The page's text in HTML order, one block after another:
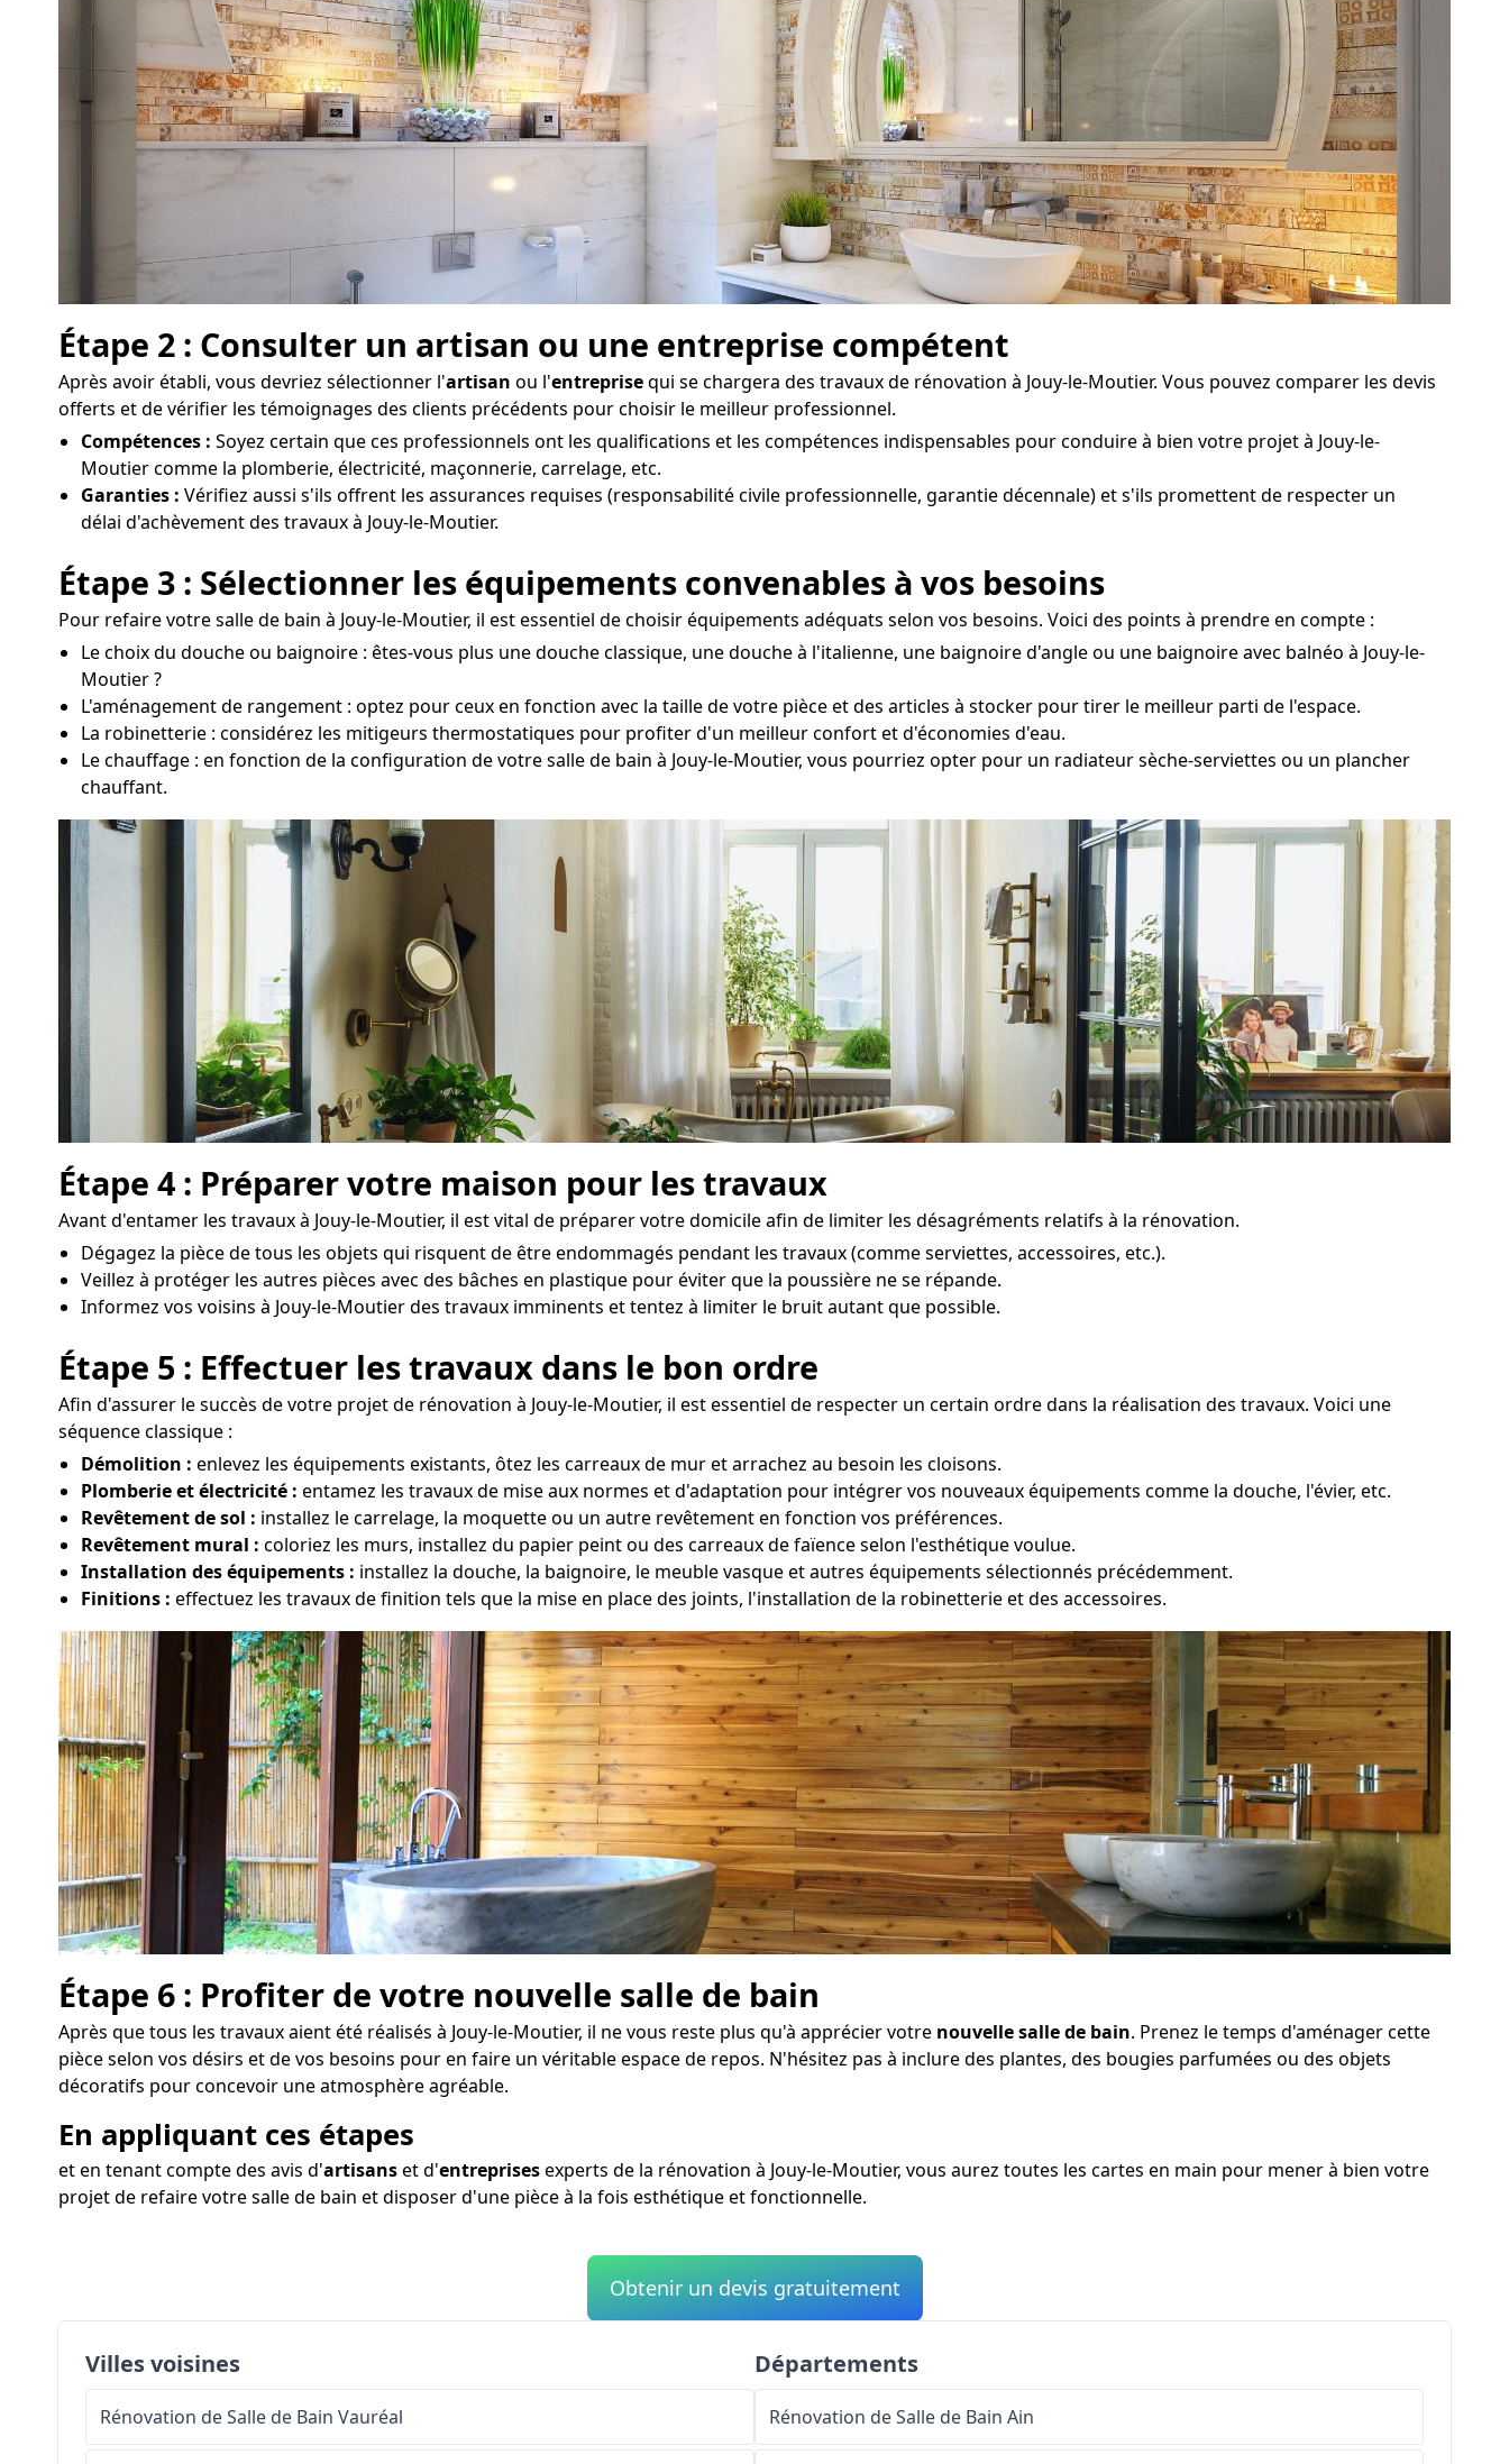
Étape 2 : Consulter un artisan ou une entreprise compétent
Après avoir établi, vous devriez sélectionner l'artisan ou l'entreprisequi se chargera des travaux de rénovation à Jouy-le-Moutier. Vous pouvez comparer les devis
offerts et de vérifier les témoignages des clients précédents pour choisir le meilleur professionnel.
Compétences : Soyez certain que ces professionnels ont les qualifications et les compétences indispensables pour conduire à bien votre projet à Jouy-le-
Moutier comme la plomberie, électricité, maçonnerie, carrelage, etc.
Garanties : Vérifiez aussi s'ils offrent les assurances requises (responsabilité civile professionnelle, garantie décennale) et s'ils promettent de respecter un
délai d'achèvement des travaux à Jouy-le-Moutier.
Étape 3 : Sélectionner les équipements convenables à vos besoins
Pour refaire votre salle de bain à Jouy-le-Moutier, il est essentiel de choisir équipements adéquats selon vos besoins. Voici des points à prendre en compte :
Le choix du douche ou baignoire : êtes-vous plus une douche classique, une douche à l'italienne, une baignoire d'angle ou une baignoire avec balnéo à Jouy-le-
Moutier ?
L'aménagement de rangement : optez pour ceux en fonction avec la taille de votre pièce et des articles à stocker pour tirer le meilleur parti de l'espace.
La robinetterie : considérez les mitigeurs thermostatiques pour profiter d'un meilleur confort et d'économies d'eau.
Le chauffage : en fonction de la configuration de votre salle de bain à Jouy-le-Moutier, vous pourriez opter pour un radiateur sèche-serviettes ou un plancher
chauffant.
Étape 4 : Préparer votre maison pour les travaux
Avant d'entamer les travaux à Jouy-le-Moutier, il est vital de préparer votre domicile afin de limiter les désagréments relatifs à la rénovation.
Dégagez la pièce de tous les objets qui risquent de être endommagés pendant les travaux (comme serviettes, accessoires, etc.).
Veillez à protéger les autres pièces avec des bâches en plastique pour éviter que la poussière ne se répande.
Informez vos voisins à Jouy-le-Moutier des travaux imminents et tentez à limiter le bruit autant que possible.
Étape 5 : Effectuer les travaux dans le bon ordre
Afin d'assurer le succès de votre projet de rénovation à Jouy-le-Moutier, il est essentiel de respecter un certain ordre dans la réalisation des travaux. Voici une
séquence classique :
Démolition : enlevez les équipements existants, ôtez les carreaux de mur et arrachez au besoin les cloisons.
Plomberie et électricité : entamez les travaux de mise aux normes et d'adaptation pour intégrer vos nouveaux équipements comme la douche, l'évier, etc.
Revêtement de sol : installez le carrelage, la moquette ou un autre revêtement en fonction vos préférences.
Revêtement mural : coloriez les murs, installez du papier peint ou des carreaux de faïence selon l'esthétique voulue.
Installation des équipements : installez la douche, la baignoire, le meuble vasque et autres équipements sélectionnés précédemment.
Finitions : effectuez les travaux de finition tels que la mise en place des joints, l'installation de la robinetterie et des accessoires.
Étape 6 : Profiter de votre nouvelle salle de bain
Après que tous les travaux aient été réalisés à Jouy-le-Moutier, il ne vous reste plus qu'à apprécier votre nouvelle salle de bain. Prenez le temps d'aménager cette
pièce selon vos désirs et de vos besoins pour en faire un véritable espace de repos. N'hésitez pas à inclure des plantes, des bougies parfumées ou des objets
décoratifs pour concevoir une atmosphère agréable.
En appliquant ces étapes
et en tenant compte des avis d'artisanset d'entreprisesexperts de la rénovation à Jouy-le-Moutier, vous aurez toutes les cartes en main pour mener à bien votre
projet de refaire votre salle de bain et disposer d'une pièce à la fois esthétique et fonctionnelle.
Obtenir un devis gratuitement
Villes voisines
Rénovation de Salle de Bain Vauréal
Départements
Rénovation de Salle de Bain Ain